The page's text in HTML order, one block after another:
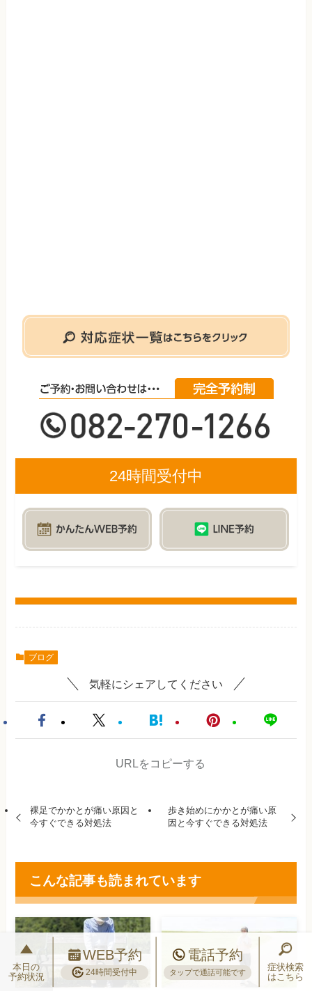
24時間受付中
ブログ
気軽にシェアしてください
URLをコピーする
裸足でかかとが痛い原因と
今すぐできる対処法
歩き始めにかかとが痛い原
因と今すぐできる対処法
こんな記事も読まれています
本日の
予約状況
WEB予約
24時間受付中
電話予約
タップで通話可能です
症状検索
はこちら